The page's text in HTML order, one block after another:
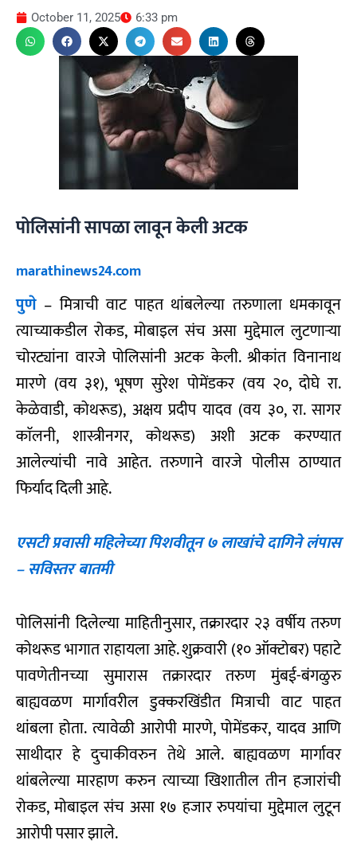
October 11, 2025 6:33 pm
पोलिसांनी सापळा लावून केली अटक
marathinews24.com
पुणे – मित्राची वाट पाहत थांबलेल्या तरुणाला धमकावून
त्याच्याकडील रोकड, मोबाइल संच असा मुद्देमाल लुटणाऱ्या
चोरट्यांना वारजे पोलिसांनी अटक केली. श्रीकांत विनानाथ
मारणे (वय ३१), भूषण सुरेश पोमेंडकर (वय २०, दोघे रा.
केळेवाडी, कोथरूड), अक्षय प्रदीप यादव (वय ३०, रा. सागर
काॅलनी, शास्त्रीनगर, कोथरूड) अशी अटक करण्यात
आलेल्यांची नावे आहेत. तरुणाने वारजे पोलीस ठाण्यात
फिर्याद दिली आहे.
एसटी प्रवासी महिलेच्या पिशवीतून ७ लाखांचे दागिने लंपास
– सविस्तर बातमी
पोलिसांनी दिलेल्या माहितीनुसार, तक्रारदार २३ वर्षीय तरुण
कोथरूड भागात राहायला आहे. शुक्रवारी (१० ऑक्टोबर) पहाटे
पावणेतीनच्या सुमारास तक्रारदार तरुण मुंबई-बंगळुरु
बाह्यवळण मार्गावरील डुक्करखिंडीत मित्राची वाट पाहत
थांबला होता. त्यावेळी आरोपी मारणे, पोमेंडकर, यादव आणि
साथीदार हे दुचाकीवरुन तेथे आले. बाह्यवळण मार्गावर
थांबलेल्या मारहाण करुन त्याच्या खिशातील तीन हजारांची
रोकड, मोबाइल संच असा १७ हजार रुपयांचा मुद्देमाल लुटून
आरोपी पसार झाले.